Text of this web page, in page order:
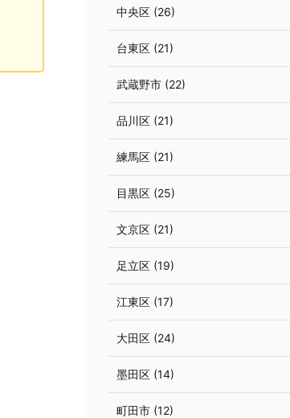
中央区 (26)
台東区 (21)
武蔵野市 (22)
品川区 (21)
練馬区 (21)
目黒区 (25)
文京区 (21)
足立区 (19)
江東区 (17)
大田区 (24)
墨田区 (14)
町田市 (12)